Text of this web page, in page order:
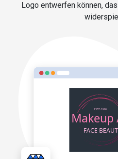
Logo entwerfen können,